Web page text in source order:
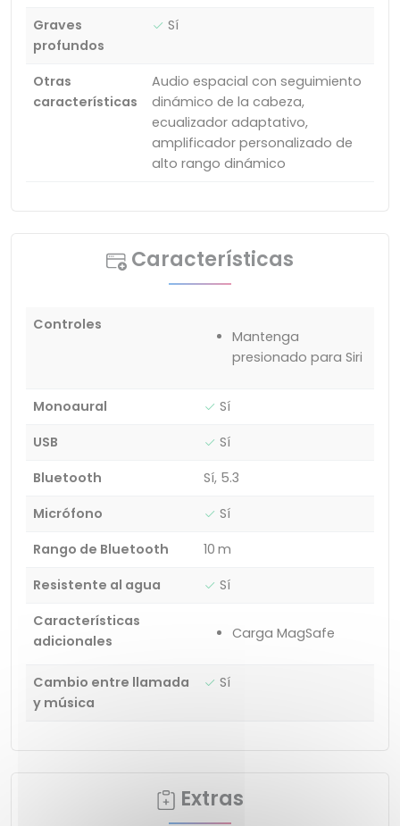
Graves
profundos
Sí
Otras
características
Audio espacial con seguimiento
dinámico de la cabeza,
ecualizador adaptativo,
amplificador personalizado de
alto rango dinámico
Características
Controles
Mantenga
presionado para Siri
Monoaural
Sí
USB
Sí
Bluetooth
Sí, 5.3
Micrófono
Sí
Rango de Bluetooth
10 m
Resistente al agua
Sí
Características
adicionales
Carga MagSafe
Cambio entre llamada
y música
Sí
Extras